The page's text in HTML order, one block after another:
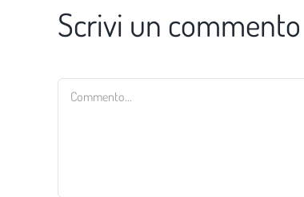
Scrivi un commento
Commento